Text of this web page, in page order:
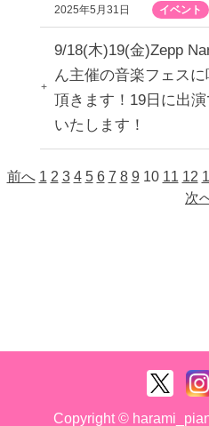
2025年5月31日 イベント
9/18(木)19(金)Zepp
ん主催の音楽フェス
頂きます！19日に出
いたします！
前へ 1 2 3 4 5 6 7 8 9 10 11 12
次
Copyright ©